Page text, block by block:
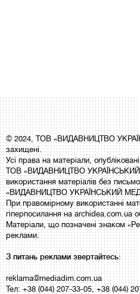
© 2024, ТОВ «ВИДАВНИЦТВО
захищені.
Усі права на матеріали,
ТОВ «ВИДАВНИЦТВО УКРАЇНСЬКИЙ
використання матеріалів без
«ВИДАВНИЦТВО УКРАЇНСЬКИЙ
При правомірному використанні
гіперпосилання на archidea.com.ua
Матеріали, що позначені знаком
реклами.
З питань реклами звертайтесь:
reklama@mediadim.com.ua
Тел: +38 (044) 207-33-05, +38 (044)